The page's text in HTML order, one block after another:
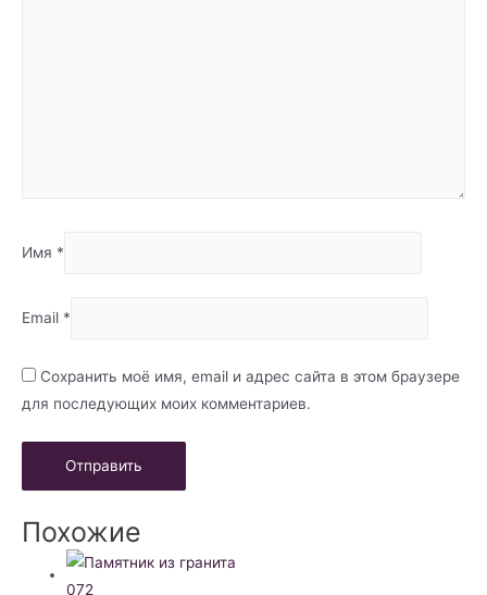
Имя *
Email *
Сохранить моё имя, email и адрес сайта в этом браузере
для последующих моих комментариев.
Похожие